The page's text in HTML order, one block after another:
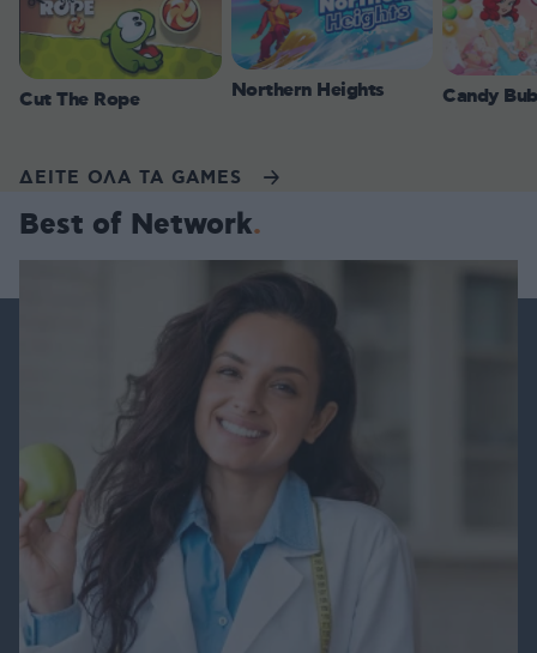
Cut The Rope Northern Heights Candy
ΔΕΙΤΕ ΟΛΑ ΤΑ GAMES
Best of Network